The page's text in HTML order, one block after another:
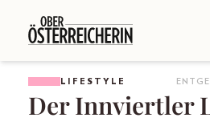
LIFESTYLE
Der Innviertler